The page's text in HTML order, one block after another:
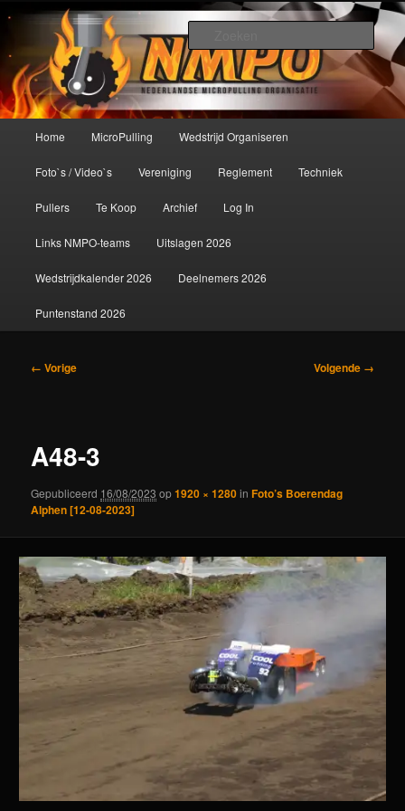
primaire
inhoudNederlandse MicroPulling
Organisatie
De meest krachtige modelbouwsport ter wereld!
Home MicroPulling Wedstrijd Organiseren
Foto`s / Video`s Vereniging Reglement Techniek
Pullers Te Koop Archief Log In
Links NMPO-teams Uitslagen 2026
Wedstrijdkalender 2026 Deelnemers 2026
Puntenstand 2026
Afbeeldingsnavigatie
← Vorige Volgende →
A48-3
Gepubliceerd 16/08/2023 op1920 × 1280inFoto’s Boerendag
Alphen [12-08-2023]